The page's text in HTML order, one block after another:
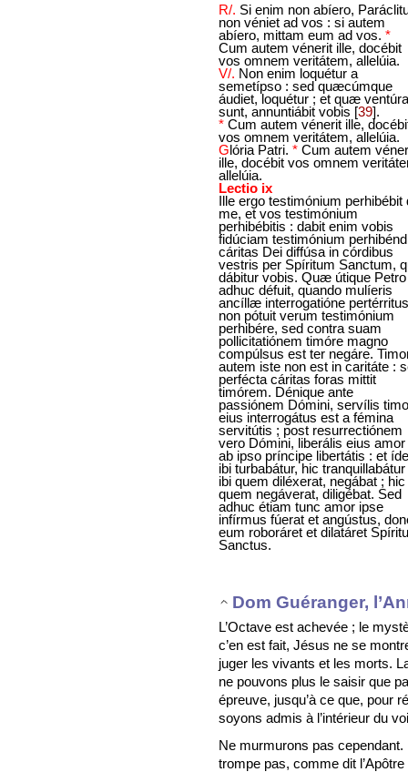
R/. Si enim non abíero,
non véniet ad vos : si autem
abíero, mittam eum ad vos. *
Cum autem vénerit ille, docébit
vos omnem veritátem, allelúia.
V/. Non enim loquétur a
semetípso : sed quæcúmque
áudiet, loquétur ; et quæ ventúra
sunt, annuntiábit vobis [39].
* Cum autem vénerit ille,
vos omnem veritátem, allelúia.
Glória Patri. * Cum autem
ille, docébit vos omnem
allelúia.
Lectio ix
Ille ergo testimónium perhibébit
me, et vos testimónium
perhibébitis : dabit enim vobis
fidúciam testimónium
cáritas Dei diffúsa in córdibus
vestris per Spíritum Sanctum,
dábitur vobis. Quæ útique Petro
adhuc défuit, quando mulíeris
ancíllæ interrogatióne
non pótuit verum testimónium
perhibére, sed contra suam
pollicitatiónem timóre magno
compúlsus est ter negáre.
autem iste non est in caritáte :
perfécta cáritas foras mittit
timórem. Dénique ante
passiónem Dómini, servílis
eius interrogátus est a fémina
servitútis ; post resurrectiónem
vero Dómini, liberális eius amor
ab ipso príncipe libertátis : et
ibi turbabátur, hic tranquillabátur
ibi quem diléxerat, negábat ; hic
quem negáverat, diligébat. Sed
adhuc étiam tunc amor ipse
infírmus fúerat et angústus,
eum roboráret et dilatáret
Sanctus.
Dom Guéranger,
L’Octave est achevée ; le
c’en est fait, Jésus ne se
juger les vivants et les morts.
ne pouvons plus le saisir que
épreuve, jusqu’à ce que, pour
soyons admis à l’intérieur du
Ne murmurons pas
trompe pas, comme dit l’Apôtre